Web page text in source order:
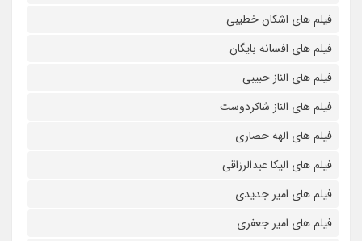
فیلم های اشکان خطیبی
فیلم های افسانه بایگان
فیلم های الناز حبیبی
فیلم های الناز شاکردوست
فیلم های الهه حصاری
فیلم های الیکا عبدالرزاقی
فیلم های امیر جدیدی
فیلم های امیر جعفری